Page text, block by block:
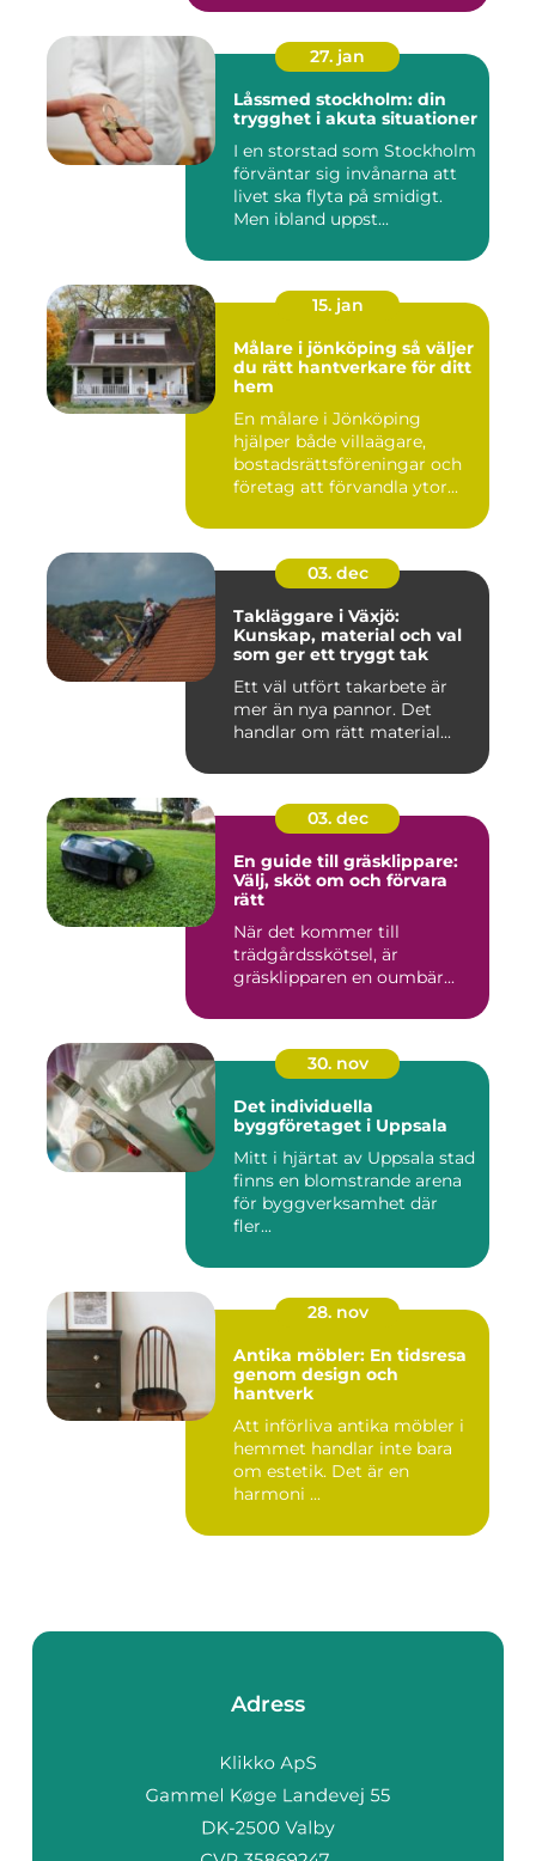
27. jan
Låssmed stockholm: din
trygghet i akuta situationer
I en storstad som Stockholm
förväntar sig invånarna att
livet ska flyta på smidigt.
Men ibland uppst...
15. jan
Målare i jönköping så väljer
du rätt hantverkare för ditt
hem
En målare i Jönköping
hjälper både villaägare,
bostadsrättsföreningar och
företag att förvandla ytor...
03. dec
Takläggare i Växjö:
Kunskap, material och val
som ger ett tryggt tak
Ett väl utfört takarbete är
mer än nya pannor. Det
handlar om rätt material...
03. dec
En guide till gräsklippare:
Välj, sköt om och förvara
rätt
När det kommer till
trädgårdsskötsel, är
gräsklipparen en oumbär...
30. nov
Det individuella
byggföretaget i Uppsala
Mitt i hjärtat av Uppsala stad
finns en blomstrande arena
för byggverksamhet där
fler...
28. nov
Antika möbler: En tidsresa
genom design och
hantverk
Att införliva antika möbler i
hemmet handlar inte bara
om estetik. Det är en
harmoni ...
Adress